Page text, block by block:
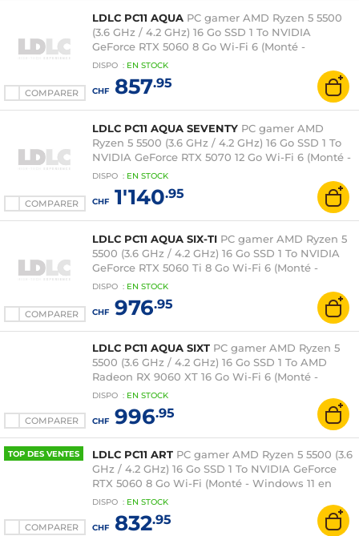
COMPARER
LDLC PC11 AQUA PC gamer AMD Ryzen 5 5500
(3.6 GHz / 4.2 GHz) 16 Go SSD 1 To NVIDIA
GeForce RTX 5060 8 Go Wi-Fi 6 (Monté -
Windows 11 en version d'essai)
DISPO : EN STOCK
CHF857.95
COMPARER
LDLC PC11 AQUA SEVENTY PC gamer AMD
Ryzen 5 5500 (3.6 GHz / 4.2 GHz) 16 Go SSD 1 To
NVIDIA GeForce RTX 5070 12 Go Wi-Fi 6 (Monté -
Windows 11 en version d'essai)
DISPO : EN STOCK
CHF1'140.95
COMPARER
LDLC PC11 AQUA SIX-TI PC gamer AMD Ryzen 5
5500 (3.6 GHz / 4.2 GHz) 16 Go SSD 1 To NVIDIA
GeForce RTX 5060 Ti 8 Go Wi-Fi 6 (Monté -
Windows 11 en version d'essai)
DISPO : EN STOCK
CHF976.95
COMPARER
LDLC PC11 AQUA SIXT PC gamer AMD Ryzen 5
5500 (3.6 GHz / 4.2 GHz) 16 Go SSD 1 To AMD
Radeon RX 9060 XT 16 Go Wi-Fi 6 (Monté -
Windows 11 en version d'essai)
DISPO : EN STOCK
CHF996.95
TOP DES VENTES
COMPARER
LDLC PC11 ART PC gamer AMD Ryzen 5 5500 (3.6
GHz / 4.2 GHz) 16 Go SSD 1 To NVIDIA GeForce
RTX 5060 8 Go Wi-Fi (Monté - Windows 11 en
version d'essai)
DISPO : EN STOCK
CHF832.95